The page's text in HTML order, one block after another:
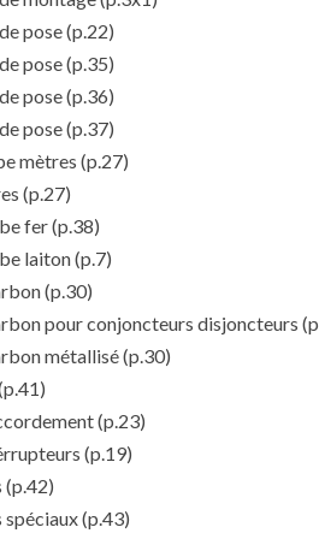
pose(p.22)
pose(p.35)
pose(p.36)
pose(p.37)
mètres (p.27)
(p.27)
fer(p.38)
laiton(p.7)
(p.30)
pour conjoncteurs disjoncteurs
métallisé(p.30)
(p.23)
(p.19)
(p.42)
spéciaux(p.43)